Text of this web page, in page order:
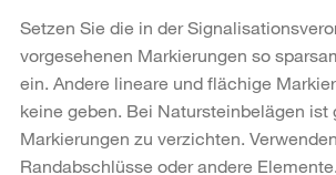
Setzen Sie die in der
vorgesehenen Markierungen so
ein. Andere lineare und flächige
keine geben. Bei Natursteinbelägen ist
Markierungen zu verzichten.
Randabschlüsse oder andere Elemente.